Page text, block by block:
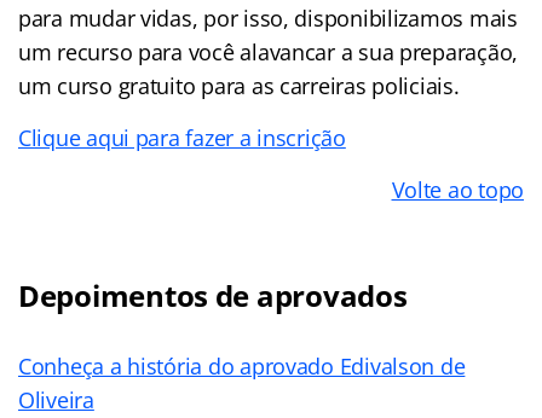
para mudar vidas, por isso, disponibilizamos mais
um recurso para você alavancar a sua preparação,
um curso gratuito para as carreiras policiais.
Clique aqui para fazer a inscrição
Volte ao topo
Depoimentos de aprovados
Conheça a história do aprovado Edivalson de
Oliveira